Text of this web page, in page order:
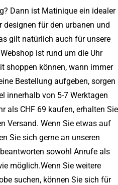
Dann ist Matinique ein idealer
designen für den urbanen und
gilt natürlich auch für unsere
ist rund um die Uhr
shoppen können, wann immer
Bestellung aufgeben, sorgen
innerhalb von 5-7 Werktagen
als CHF 69 kaufen, erhalten Sie
Versand. Wenn Sie etwas auf
Sie sich gerne an unseren
sowohl Anrufe als
möglich.Wenn Sie weitere
suchen, können Sie sich für